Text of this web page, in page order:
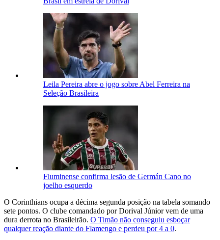
Leila Pereira abre o jogo sobre Abel Ferreira na
Seleção Brasileira
Fluminense confirma lesão de Germán Cano no
joelho esquerdo
O Corinthians ocupa a décima segunda posição na tabela somando
sete pontos. O clube comandado por Dorival Júnior vem de uma
dura derrota no Brasileirão. O Timão não conseguiu esboçar
qualquer reação diante do Flamengo e perdeu por 4 a 0.